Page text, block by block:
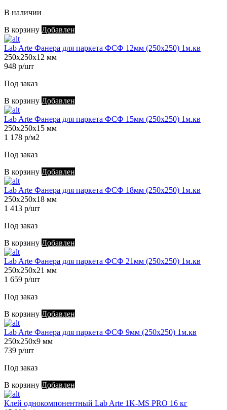
В наличии
В корзину Добавлен
Lab Arte Фанера для паркета ФСФ 12мм (250х250) 1м.кв
250х250х12 мм
948 р/шт
Под заказ
В корзину Добавлен
Lab Arte Фанера для паркета ФСФ 15мм (250х250) 1м.кв
250х250х15 мм
1 178 р/м2
Под заказ
В корзину Добавлен
Lab Arte Фанера для паркета ФСФ 18мм (250х250) 1м.кв
250х250х18 мм
1 413 р/шт
Под заказ
В корзину Добавлен
Lab Arte Фанера для паркета ФСФ 21мм (250х250) 1м.кв
250х250х21 мм
1 659 р/шт
Под заказ
В корзину Добавлен
Lab Arte Фанера для паркета ФСФ 9мм (250х250) 1м.кв
250х250х9 мм
739 р/шт
Под заказ
В корзину Добавлен
Клей однокомпонентный Lab Arte 1K-MS PRO 16 кг